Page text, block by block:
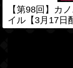
【第98回】カ
イル【3月17日